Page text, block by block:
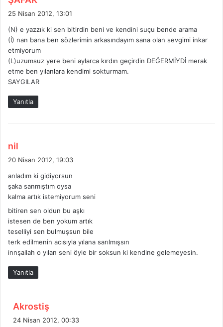
e
i
k
i
25 Nisan 2012, 13:01
(N) e yazzık ki sen bitirdin beni ve kendini suçu bende arama
(İ) nan bana ben sözlerimin arkasındayım sana olan sevgimi inkar
etmiyorum
(L)uzumsuz yere beni aylarca kırdın geçirdin DEĞERMİYDİ merak
etme ben yılanlara kendimi sokturmam.
SAYGILAR
Yanıtla
nil
e
i
k
i
:
20 Nisan 2012, 19:03
anladım ki gidiyorsun
şaka sanmıştım oysa
kalma artık istemiyorum seni
bitiren sen oldun bu aşkı
istesen de ben yokum artık
teselliyi sen bulmuşsun bile
terk edilmenin acısıyla yılana sarılmışsın
innşallah o yılan seni öyle bir soksun ki kendine gelemeyesin.
Yanıtla
Akrostiş
e
24 Nisan 2012, 00:33